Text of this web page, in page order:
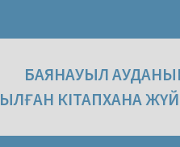
БАЯНАУЫЛ
КІТАПХАНА